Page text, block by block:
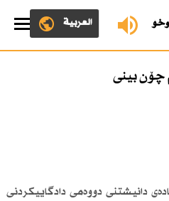
العربية
چۆن بینی
14 ئایار، ئامادەی دانیشتنی دووەمی دادگاییکردنی